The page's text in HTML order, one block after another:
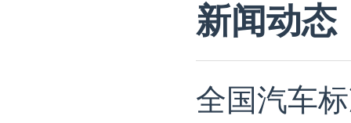
新闻动态
全国汽车